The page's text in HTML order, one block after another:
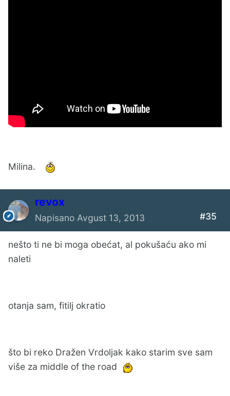
Milina.
revox
Napisano Avgust 13, 2013 #35
nešto ti ne bi moga obećat, al pokušaću ako mi
naleti
otanja sam, fitilj okratio
što bi reko Dražen Vrdoljak kako starim sve sam
više za middle of the road